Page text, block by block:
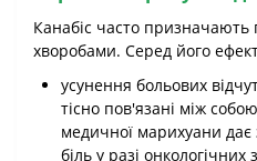
Канабіс часто призначають
хворобами. Серед його
усунення больових
тісно пов'язані між
медичної марихуани дає
біль у разі